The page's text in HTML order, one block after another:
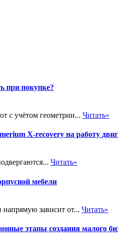
при покупке?
с учётом геометрии... Читать»
X-recovery на работу
Читать»
мебели
напрямую зависит от... Читать»
этапы создания малого